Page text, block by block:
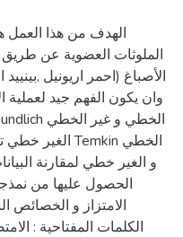
الهدف من هذا العمل
الملوثات العضوية عن طريق
الأصباغ (احمر اريونيل
وان يكون الفهم جيد لعملية
و الغير خطي لمقارنة
الحصول عليها من
الامتزاز و الخصائص
الكلمات المفتاحية :